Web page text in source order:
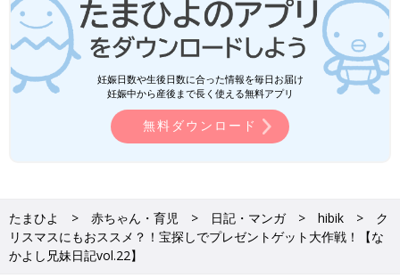
妊娠日数や生後日数に合った情報を毎日お届け
妊娠中から産後まで長く使える無料アプリ
無料ダウンロード
たまひよ 赤ちゃん・育児 日記・マンガ hibik
ク
リスマスにもおススメ？！宝探しでプレゼントゲット大作戦！【な
かよし兄妹日記vol.22】